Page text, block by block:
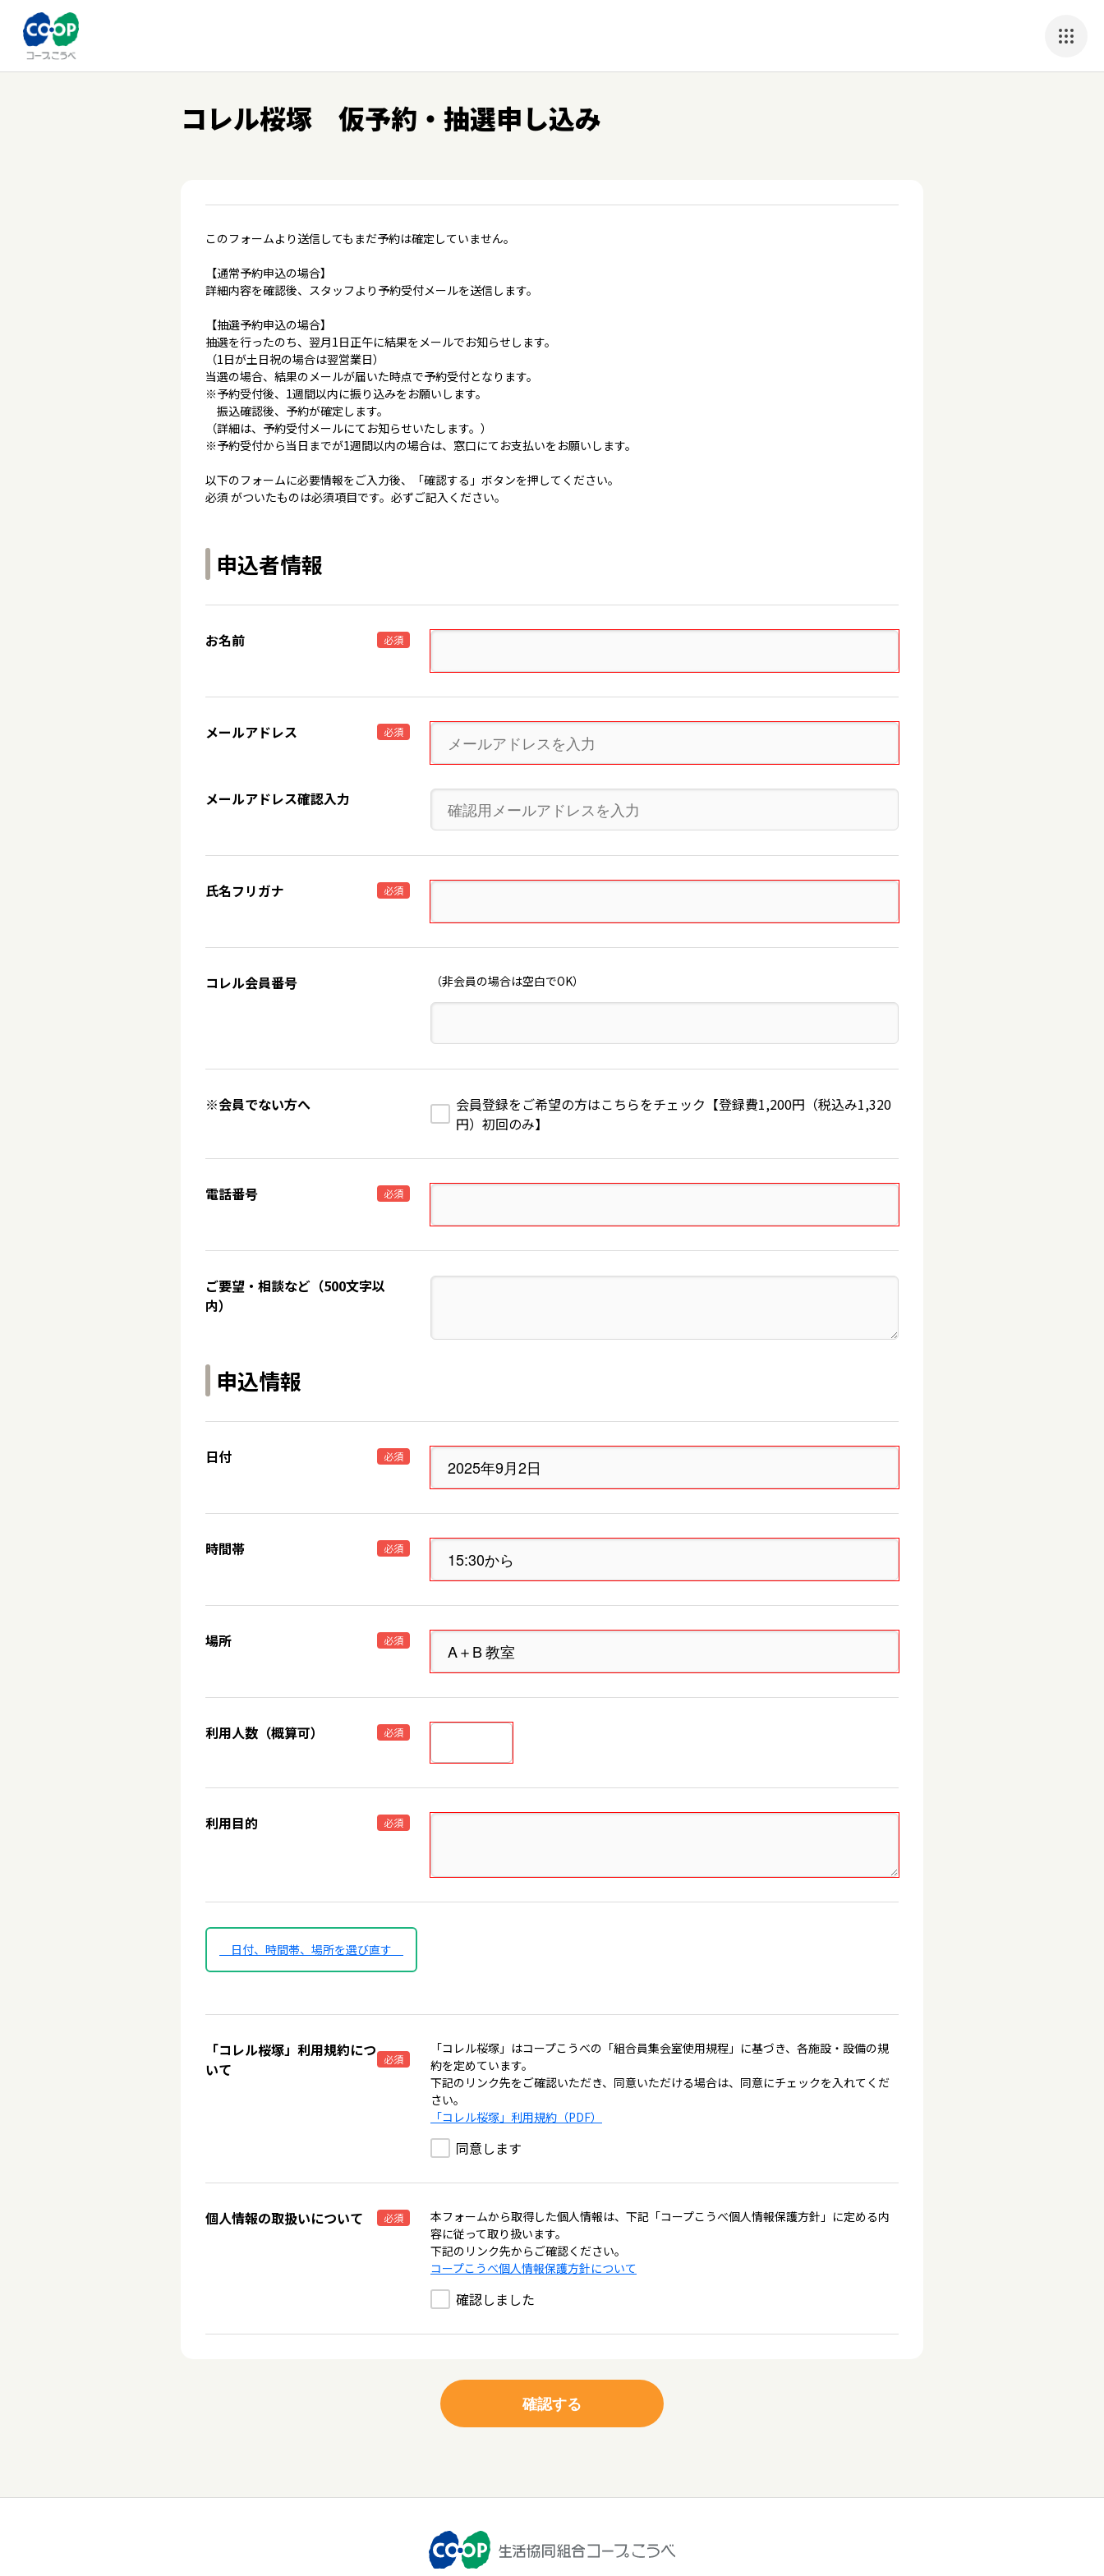
コレル桜塚 仮予約・抽選申し込み
このフォームより送信してもまだ予約は確定していません。
【通常予約申込の場合】
詳細内容を確認後、スタッフより予約受付メールを送信します。
【抽選予約申込の場合】
抽選を行ったのち、翌月1日正午に結果をメールでお知らせします。
（1日が土日祝の場合は翌営業日）
当選の場合、結果のメールが届いた時点で予約受付となります。
※予約受付後、1週間以内に振り込みをお願いします。
振込確認後、予約が確定します。
（詳細は、予約受付メールにてお知らせいたします。）
※予約受付から当日までが1週間以内の場合は、窓口にてお支払いをお願いします。
以下のフォームに必要情報をご入力後、「確認する」ボタンを押してください。
必須 がついたものは必須項目です。必ずご記入ください。
申込者情報
お名前 必須
メールアドレス 必須
メールアドレス確認入力
氏名フリガナ 必須
コレル会員番号 （非会員の場合は空白でOK）
※会員でない方へ
会員登録をご希望の方はこちらをチェック【登録費1,200円（税込み1,320
円）初回のみ】
電話番号 必須
ご要望・相談など（500文字以
内）
申込情報
日付 必須
時間帯 必須
場所 必須
利用人数（概算可） 必須
利用目的 必須
日付、時間帯、場所を選び直す
「コレル桜塚」利用規約につ
いて
必須
「コレル桜塚」はコープこうべの「組合員集会室使用規程」に基づき、各施設・設備の規
約を定めています。
下記のリンク先をご確認いただき、同意いただける場合は、同意にチェックを入れてくだ
さい。
「コレル桜塚」利用規約（PDF）
同意します
個人情報の取扱いについて 必須
本フォームから取得した個人情報は、下記「コープこうべ個人情報保護方針」に定める内
容に従って取り扱います。
下記のリンク先からご確認ください。
コープこうべ個人情報保護方針について
確認しました